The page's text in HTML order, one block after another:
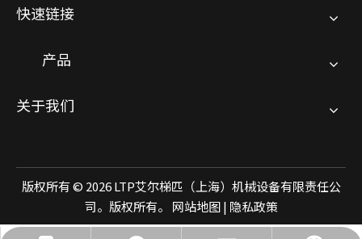
快速链接
产品
关于我们
版权所有 © 2026LTP艾尔梯匹（上海）机械设备有限责任公
司。版权所有。 网站地图| 隐私政策